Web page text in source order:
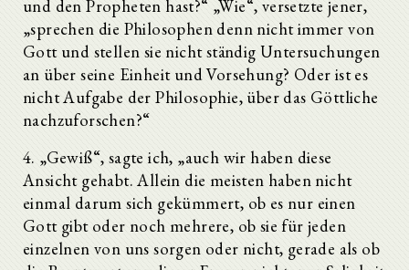
und den Propheten hast?“ „Wie“, versetzte jener,
„sprechen die Philosophen denn nicht immer von
Gott und stellen sie nicht ständig Untersuchungen
an über seine Einheit und Vorsehung? Oder ist es
nicht Aufgabe der Philosophie, über das Göttliche
nachzuforschen?“
4. „Gewiß“, sagte ich, „auch wir haben diese
Ansicht gehabt. Allein die meisten haben nicht
einmal darum sich gekümmert, ob es nur einen
Gott gibt oder noch mehrere, ob sie für jeden
einzelnen von uns sorgen oder nicht, gerade als ob